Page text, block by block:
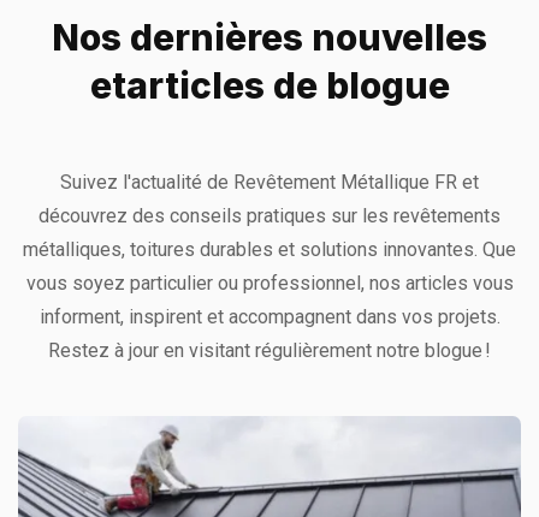
Nos dernières nouvelles
etarticles de blogue
Suivez l'actualité de Revêtement Métallique FR et
découvrez des conseils pratiques sur les revêtements
métalliques, toitures durables et solutions innovantes. Que
vous soyez particulier ou professionnel, nos articles vous
informent, inspirent et accompagnent dans vos projets.
Restez à jour en visitant régulièrement notre blogue !